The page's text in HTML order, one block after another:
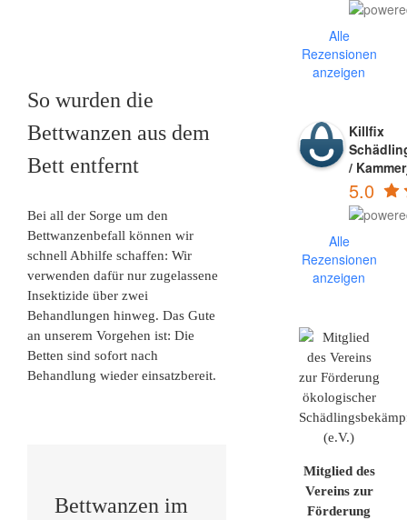
So wurden die
Bettwanzen aus dem
Bett entfernt
Bei all der Sorge um den
Bettwanzenbefall können wir
schnell Abhilfe schaffen: Wir
verwenden dafür nur zugelassene
Insektizide über zwei
Behandlungen hinweg. Das Gute
an unserem Vorgehen ist: Die
Betten sind sofort nach
Behandlung wieder einsatzbereit.
Bettwanzen im
Alle
Rezensionen
anzeigen
Killfix
/
5.0
Alle
Rezensionen
anzeigen
Mitglied des
Vereins zur
Förderung